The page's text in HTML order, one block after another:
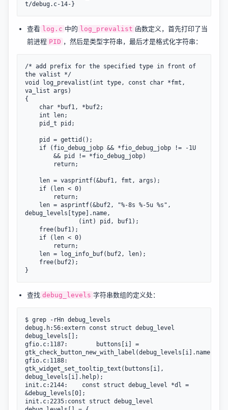
查看 log.c 中的 log_prevalist 函数定义，首先打印了当
前进程 PID ，然后是类型字符串，最后才是格式化字符串：
/* add prefix for the specified type in front of
the valist */
void log_prevalist(int type, const char *fmt,
va_list args)
{
debug_levels[type].name,
查找 debug_levels 字符串数组的定义处：
$ grep -rHn debug_levels
debug.h:56:extern const struct debug_level
debug_levels[];
gfio.c:1187:		buttons[i] =
gtk_check_button_new_with_label(debug_levels[i].name);
gfio.c:1188:
gtk_widget_set_tooltip_text(buttons[i],
debug_levels[i].help);
init.c:2144:	const struct debug_level *dl =
&debug_levels[0];
init.c:2235:const struct debug_level